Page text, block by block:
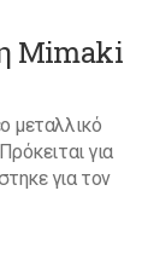
Mimaki
μεταλλικό
για
για τον